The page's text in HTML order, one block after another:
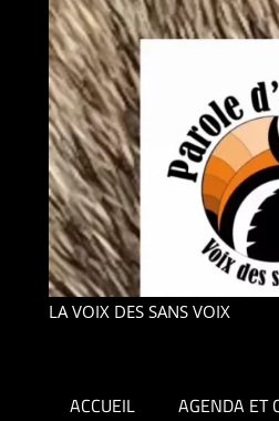
LA VOIX DES SANS VOIX
ACCUEIL AGENDA ET